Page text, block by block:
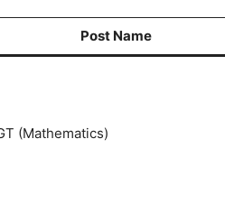
Post Name
(Mathematics)